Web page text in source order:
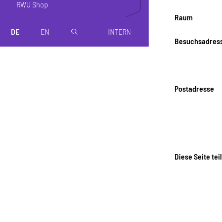
RWU Shop
DE EN magnifier INTERN
Raum
Postadresse
Diese Seite